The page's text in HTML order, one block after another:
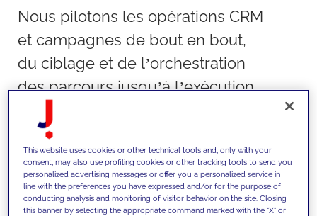
Nous pilotons les opérations CRM
et campagnes de bout en bout,
du ciblage et de l’orchestration
des parcours jusqu’à l’exécution
des interactions personnalisées
et data-driven à grande échelle.
This website uses cookies or other technical tools and, only with your
consent, may also use profiling cookies or other tracking tools to send you
personalized advertising messages or offer you a personalized service in
line with the preferences you have expressed and/or for the purpose of
conducting analysis and monitoring of visitor behavior on the site. Closing
this banner by selecting the appropriate command marked with the "X" or